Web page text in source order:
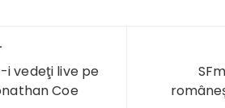
i vedeţi live pe
Coe